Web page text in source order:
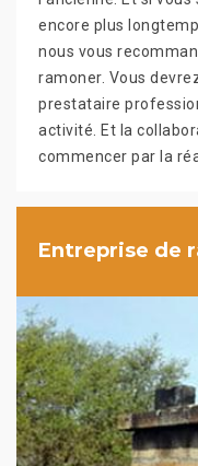
encore plus
nous vous
ramoner. Vous
prestataire
activité. Et la
commencer par la
Entreprise de